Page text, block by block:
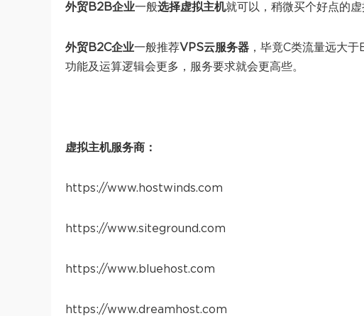
外贸B2B企业一般选择虚拟主机就可以，稍微买个好点的虚
外贸B2C企业一般推荐VPS云服务器 ，毕竟C类流量远大
功能及运算逻辑会更多，服务要求就会更高些。
虚拟主机服务商：
https://www.hostwinds.com
https://www.siteground.com
https://www.bluehost.com
https://www.dreamhost.com